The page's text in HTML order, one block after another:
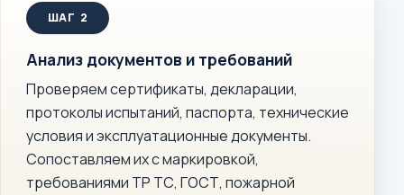
Анализ документов и требований
Проверяем сертификаты, декларации,
протоколы испытаний, паспорта, технические
условия и эксплуатационные документы.
Сопоставляем их с маркировкой,
требованиями ТР ТС, ГОСТ, пожарной